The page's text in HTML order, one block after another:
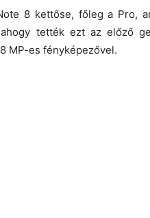
8 kettőse, főleg a Pro,
tették ezt az előző
MP-es fényképezővel.